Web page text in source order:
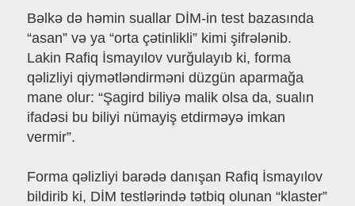
Bəlkə də həmin suallar DİM-in test bazasında
“asan” və ya “orta çətinlikli” kimi şifrələnib.
Lakin Rafiq İsmayılov vurğulayıb ki, forma
qəlizliyi qiymətləndirməni düzgün aparmağa
mane olur: “Şagird biliyə malik olsa da, sualın
ifadəsi bu biliyi nümayiş etdirməyə imkan
vermir”.
Forma qəlizliyi barədə danışan Rafiq İsmayılov
bildirib ki, DİM testlərində tətbiq olunan “klaster”